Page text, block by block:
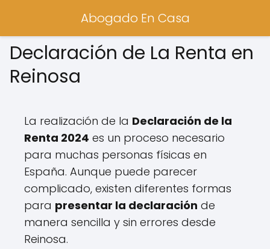
Abogado En Casa
Declaración de La Renta en
Reinosa
La realización de la Declaración de la
Renta 2024 es un proceso necesario
para muchas personas físicas en
España. Aunque puede parecer
complicado, existen diferentes formas
para presentar la declaración de
manera sencilla y sin errores desde
Reinosa.